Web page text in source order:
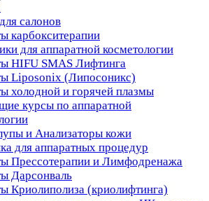
салонов
карбокситерапии
для аппаратной косметологии
HIFU SMAS Лифтинга
Liposonix (Липосоникс)
холодной и горячей плазмы
курсы по аппаратной
и Анализаторы кожи
для аппаратных процедур
Прессотерапии и Лимфодренажа
Дарсонваль
Криолиполиза (криолифтинга)